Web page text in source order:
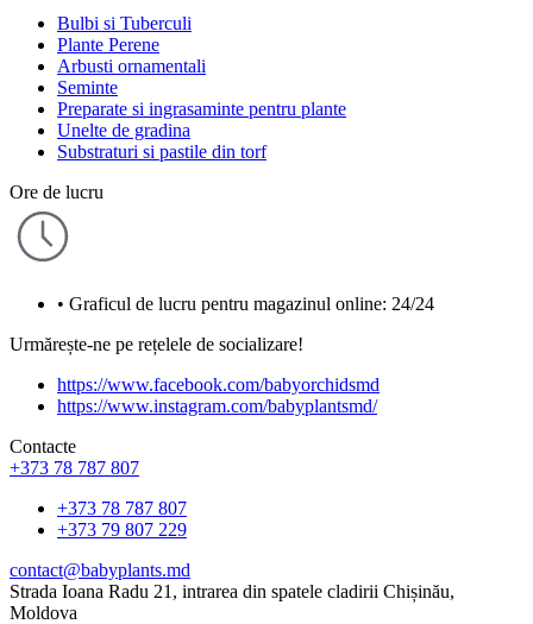
Bulbi si Tuberculi
Plante Perene
Arbusti ornamentali
Seminte
Preparate si ingrasaminte pentru plante
Unelte de gradina
Substraturi si pastile din torf
Ore de lucru
• Graficul de lucru pentru magazinul online: 24/24
Urmărește-ne pe rețelele de socializare!
https://www.facebook.com/babyorchidsmd
https://www.instagram.com/babyplantsmd/
Contacte
+373 78 787 807
+373 78 787 807
+373 79 807 229
contact@babyplants.md
Strada Ioana Radu 21, intrarea din spatele cladirii Chișinău,
Moldova